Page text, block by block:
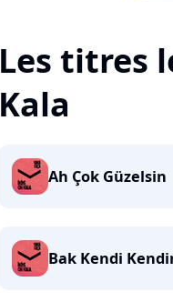
Les titres
Kala
Ah Çok Güzelsin
Bak Kendi